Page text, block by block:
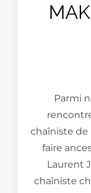
Parmi
chaîniste de
faire
Laurent
chaîniste